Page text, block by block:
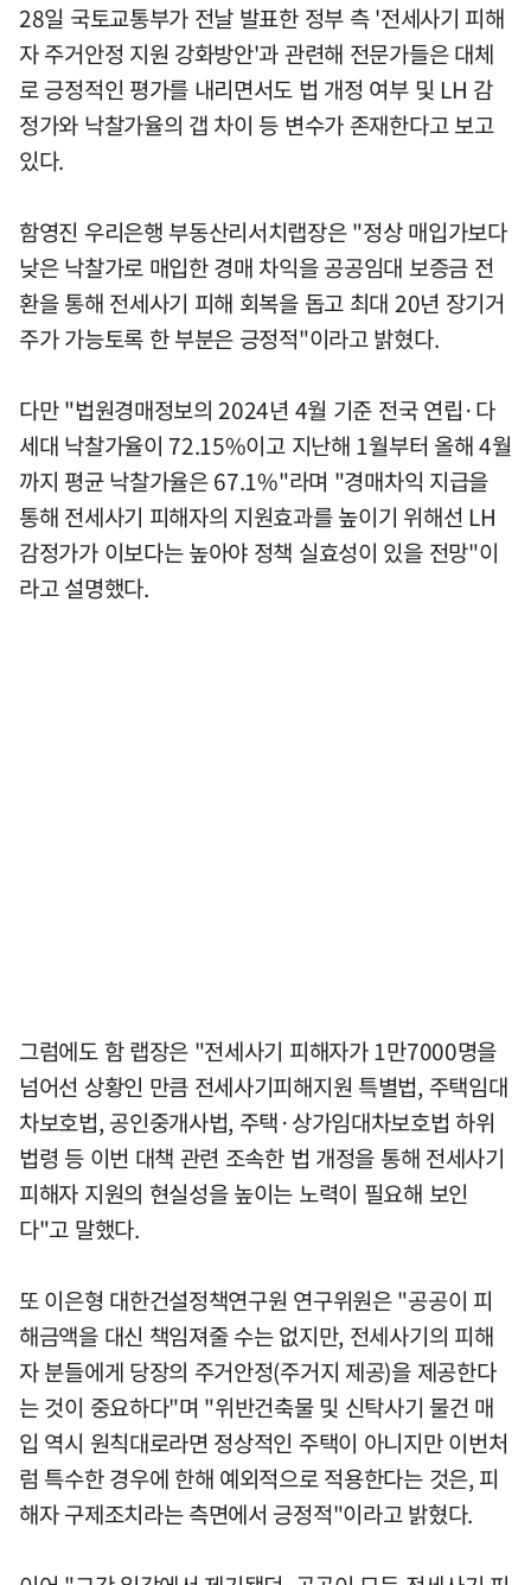
28일 국토교통부가 전날 발표한 정부 측 '전세사기 피해
자 주거안정 지원 강화방안'과 관련해 전문가들은 대체
로 긍정적인 평가를 내리면서도 법 개정 여부 및 LH 감
정가와 낙찰가율의 갭 차이 등 변수가 존재한다고 보고
있다.
함영진 우리은행 부동산리서치랩장은 "정상 매입가보다
낮은 낙찰가로 매입한 경매 차익을 공공임대 보증금 전
환을 통해 전세사기 피해 회복을 돕고 최대 20년 장기거
주가 가능토록 한 부분은 긍정적"이라고 밝혔다.
다만 "법원경매정보의 2024년 4월 기준 전국 연립·다
세대 낙찰가율이 72.15%이고 지난해 1월부터 올해 4월
까지 평균 낙찰가율은 67.1%"라며 "경매차익 지급을
통해 전세사기 피해자의 지원효과를 높이기 위해선 LH
감정가가 이보다는 높아야 정책 실효성이 있을 전망"이
라고 설명했다.
그럼에도 함 랩장은 "전세사기 피해자가 1만7000명을
넘어선 상황인 만큼 전세사기피해지원 특별법, 주택임대
차보호법, 공인중개사법, 주택·상가임대차보호법 하위
법령 등 이번 대책 관련 조속한 법 개정을 통해 전세사기
피해자 지원의 현실성을 높이는 노력이 필요해 보인
다"고 말했다.
또 이은형 대한건설정책연구원 연구위원은 "공공이 피
해금액을 대신 책임져줄 수는 없지만, 전세사기의 피해
자 분들에게 당장의 주거안정(주거지 제공)을 제공한다
는 것이 중요하다"며 "위반건축물 및 신탁사기 물건 매
입 역시 원칙대로라면 정상적인 주택이 아니지만 이번처
럼 특수한 경우에 한해 예외적으로 적용한다는 것은, 피
해자 구제조치라는 측면에서 긍정적"이라고 밝혔다.